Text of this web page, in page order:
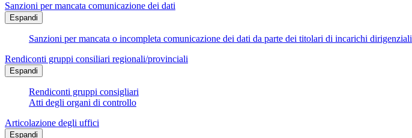
Sanzioni per mancata comunicazione dei dati
Espandi
Sanzioni per mancata o incompleta comunicazione dei dati da parte dei titolari di incarichi dirigenziali
Rendiconti gruppi consiliari regionali/provinciali
Espandi
Rendiconti gruppi consigliari
Atti degli organi di controllo
Articolazione degli uffici
Espandi